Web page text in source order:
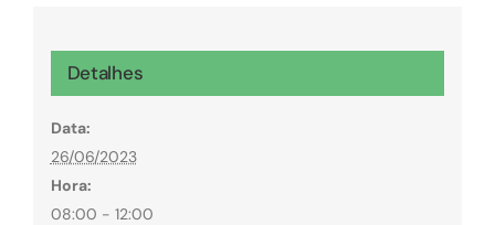
Detalhes
Data:
26/06/2023
Hora:
08:00 - 12:00